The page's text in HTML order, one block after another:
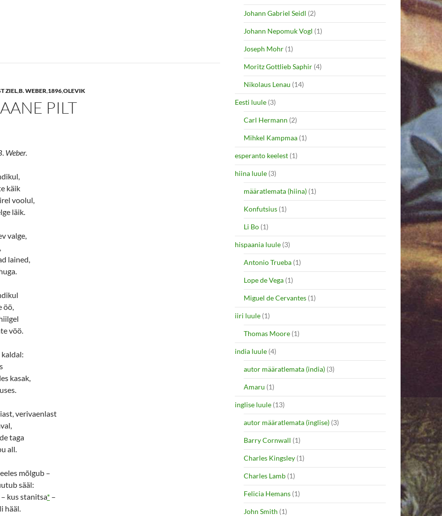
ZIEL,B. WEBER,1896,OLEVIK
PILT
Weber.
käik
voolul,
läik.
valge,
lained,
öö,
vöö.
kasak,
verivaenlast
taga
all.
mõlgub –
sääl:
kus stanitsa* –
hääl.
Johann Gabriel Seidl (2)
Johann Nepomuk Vogl (1)
Joseph Mohr (1)
Moritz Gottlieb Saphir (4)
Nikolaus Lenau (14)
Eesti luule (3)
Carl Hermann (2)
Mihkel Kampmaa (1)
esperanto keelest (1)
hiina luule (3)
määratlemata (hiina) (1)
Konfutsius (1)
Li Bo (1)
hispaania luule (3)
Antonio Trueba (1)
Lope de Vega (1)
Miguel de Cervantes (1)
iiri luule (1)
Thomas Moore (1)
india luule (4)
autor määratlemata (india) (3)
Amaru (1)
inglise luule (13)
autor määratlemata (inglise) (3)
Barry Cornwall (1)
Charles Kingsley (1)
Charles Lamb (1)
Felicia Hemans (1)
John Smith (1)